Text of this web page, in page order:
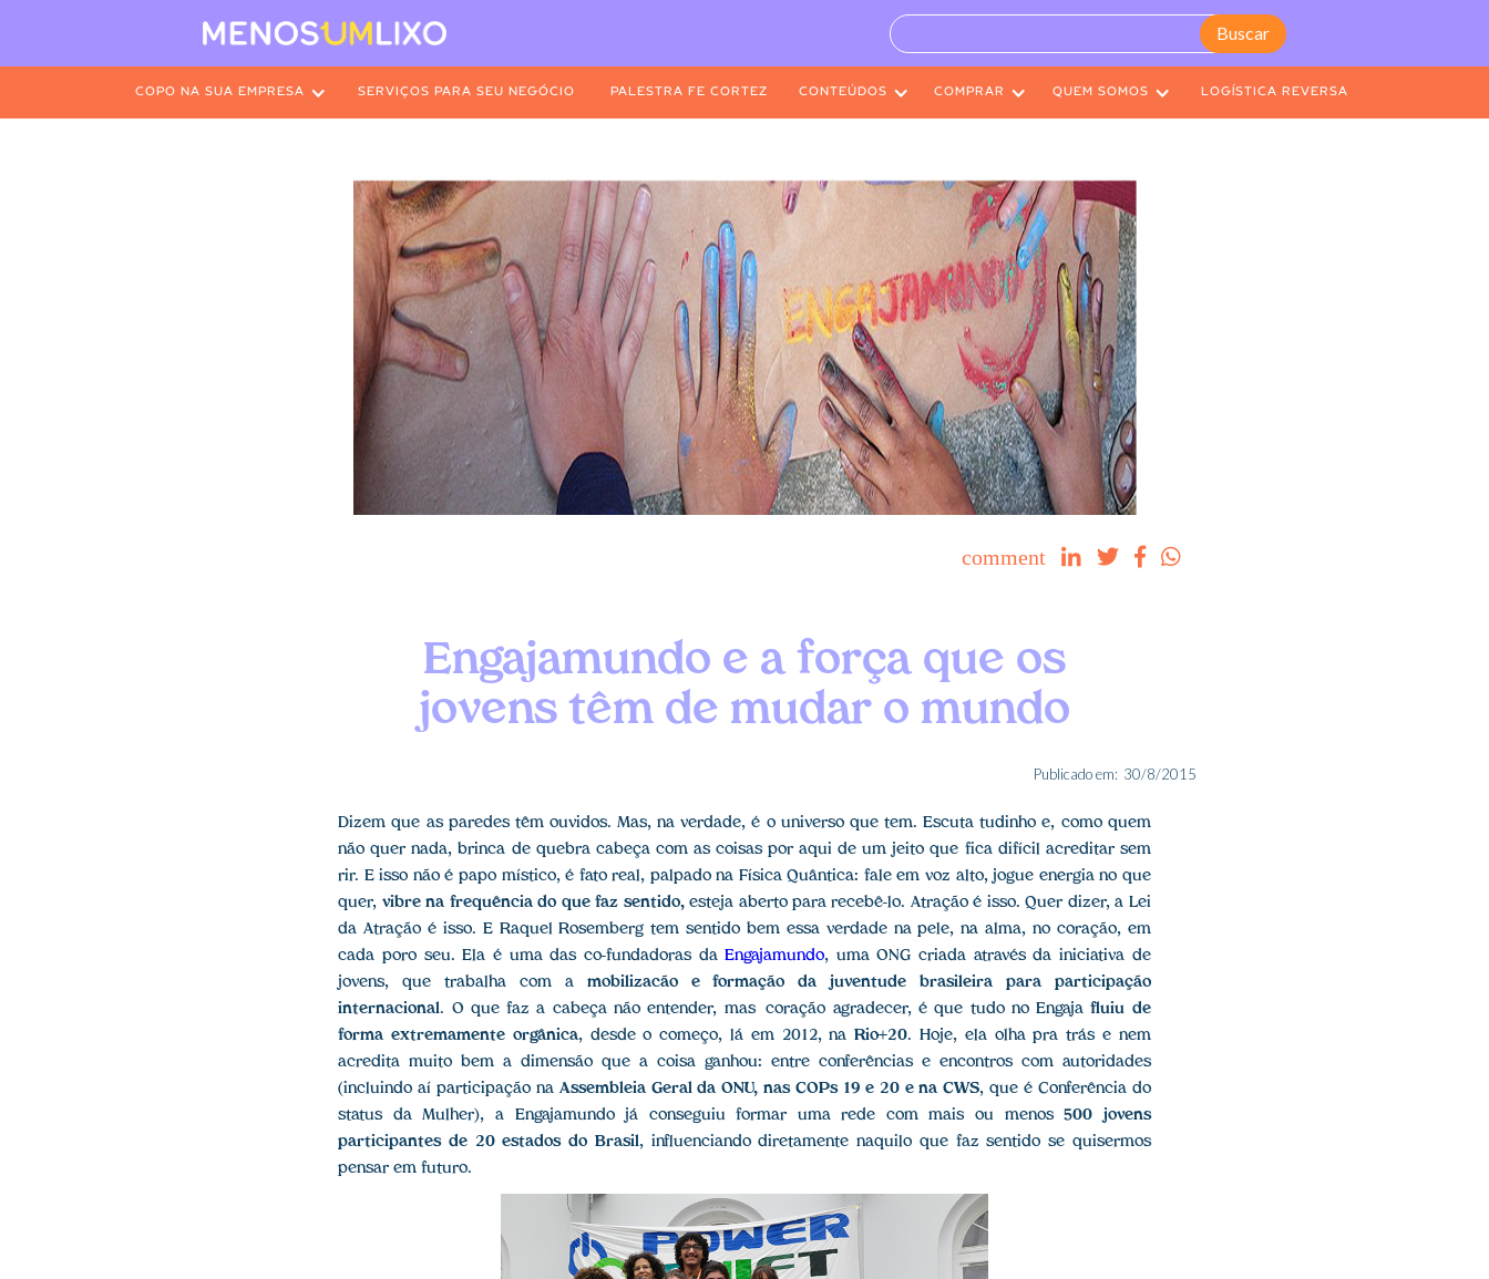
COPO NA SUA EMPRESA SERVIÇOS PARA SEU NEGÓCIO PALESTRA FE CORTEZ CONTEÚDOS COMPRAR QUEM SOMOS LOGÍSTICA REVERSA
comment    
Engajamundo e a força que os
jovens têm de mudar o mundo
Publicado em: 30/8/2015
Dizem que as paredes têm ouvidos. Mas, na verdade, é o universo que tem. Escuta tudinho e, como quem
não quer nada, brinca de quebra cabeça com as coisas por aqui de um jeito que fica difícil acreditar sem
rir. E isso não é papo místico, é fato real, palpado na Física Quântica: fale em voz alto, jogue energia no que
quer, vibre na frequência do que faz sentido,esteja aberto para recebê-lo. Atração é isso. Quer dizer, a Lei
da Atração é isso. E Raquel Rosemberg tem sentido bem essa verdade na pele, na alma, no coração, em
cada poro seu. Ela é uma das co-fundadoras daEngajamundo, uma ONG criada através da iniciativa de
jovens, que trabalha com a mobilizacão e formação da juventude brasileira para participação
internacional. O que faz a cabeça não entender, mas coração agradecer, é que tudo no Engajafluiu de
forma extremamente orgânica, desde o começo, lá em 2012, naRio+20. Hoje, ela olha pra trás e nem
acredita muito bem a dimensão que a coisa ganhou: entre conferências e encontros com autoridades
(incluindo aí participação na Assembleia Geral da ONU, nas COPs 19 e 20 e na CWS, que é Conferência do
status da Mulher), a Engajamundo já conseguiu formar uma rede com mais ou menos500 jovens
participantes de 20 estados do Brasil, influenciando diretamente naquilo que faz sentido se quisermos
pensar em futuro.